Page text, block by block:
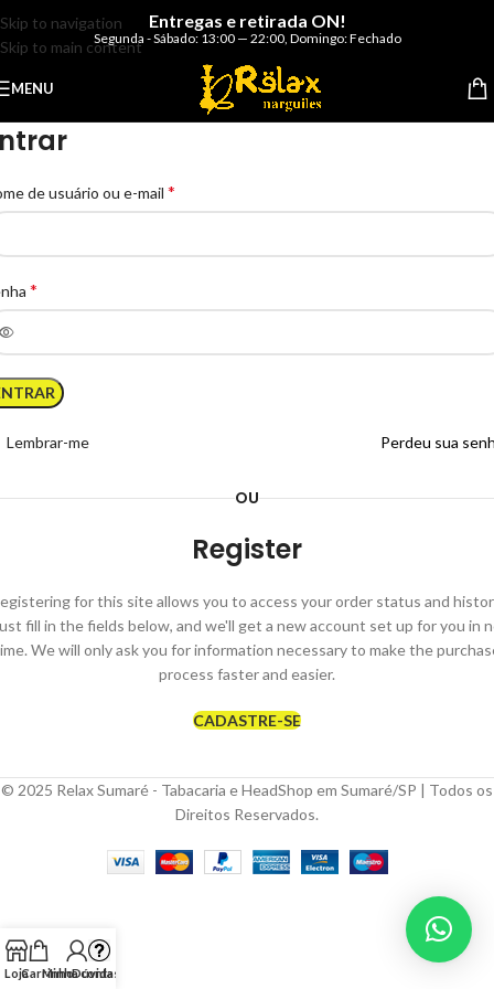
Skip to navigation
Skip to main content
Entregas e retirada ON!
Segunda - Sábado: 13:00 — 22:00, Domingo: Fechado
MENU
de usuário ou e-mail *
*
Perdeu sua
Lembrar-me
OU
Register
for this site allows you to access your order status and
fill in the fields below, and we'll get a new account set up for you in
We will only ask you for information necessary to make the
process faster and easier.
CADASTRE-SE
© 2025 Relax Sumaré - Tabacaria e HeadShop em Sumaré/SP | Todos os
Direitos Reservados.
LojaCarrinho
Minha conta
Dúvidas?